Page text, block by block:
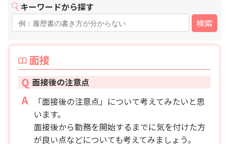
キーワードから探す
検索
面接
Q 面接後の注意点
A
「面接後の注意点」について考えてみたいと思
います。
面接後から勤務を開始するまでに気を付けた方
が良い点などについても考えてみましょう。